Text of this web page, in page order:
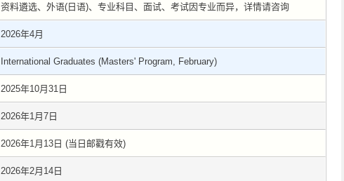
资料遴选、外语(日语)、专业科目、面试、考试因专业而异，详情请咨询
2026年4月
International Graduates (Masters' Program, February)
2025年10月31日
2026年1月7日
2026年1月13日 (当日邮戳有效)
2026年2月14日